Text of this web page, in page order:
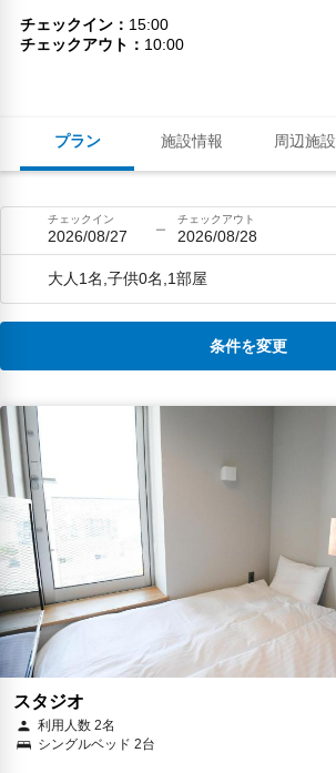
プラン 施設情報 周辺施設
チェックイン
15:00
チェックアウト
10:00
チェックイン
2026/08/27
チェックアウト
2026/08/28
大人1名,子供0名,1部屋
条件を変更
スタジオ
利用人数 2名
シングルベッド 2台